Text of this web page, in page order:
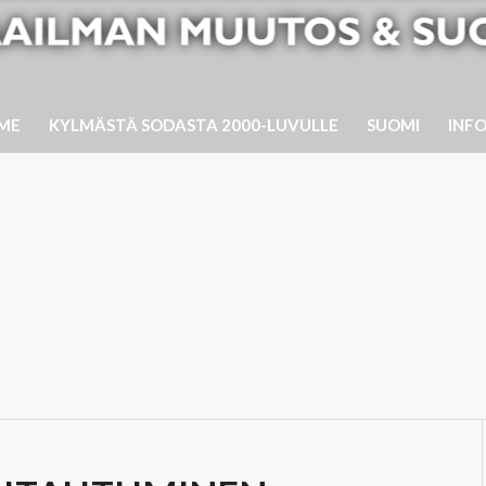
KYLMÄSTÄ SODASTA 2000-LUVULLE SUOMI